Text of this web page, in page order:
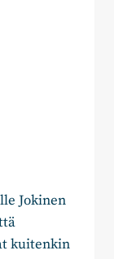
Jokinen
kuitenkin